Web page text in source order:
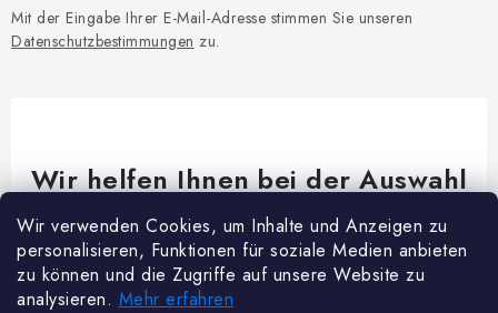
Wir verwenden Cookies, um Inhalte und Anzeigen zu
personalisieren, Funktionen für soziale Medien anbieten
zu können und die Zugriffe auf unsere Website zu
analysieren. Mehr erfahren
Mit der Eingabe Ihrer E-Mail-Adresse stimmen Sie unseren
Datenschutzbestimmungen zu.
Wir helfen Ihnen bei der Auswahl
Brauchen Sie Rat bei etwas? Wir sind für dich da!
Kundenservice@woodycrafts.de
+49 211 8694 2501 (Mo-Fr 8:00-16:00)